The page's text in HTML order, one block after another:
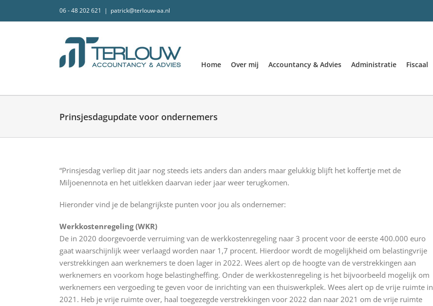
06 - 48 202 621 | patrick@terlouw-aa.nl
Home Over mij Accountancy & Advies Administratie Fiscaal
Prinsjesdagupdate voor ondernemers
“Prinsjesdag verliep dit jaar nog steeds iets anders dan anders maar gelukkig blijft het koffertje met de
Miljoenennota en het uitlekken daarvan ieder jaar weer terugkomen.
Hieronder vind je de belangrijkste punten voor jou als ondernemer:
Werkkostenregeling (WKR)
De in 2020 doorgevoerde verruiming van de werkkostenregeling naar 3 procent voor de eerste 400.000 euro
gaat waarschijnlijk weer verlaagd worden naar 1,7 procent. Hierdoor wordt de mogelijkheid om belastingvrije
verstrekkingen aan werknemers te doen lager in 2022. Wees alert op de hoogte van de verstrekkingen aan
werknemers en voorkom hoge belastingheffing. Onder de werkkostenregeling is het bijvoorbeeld mogelijk om
werknemers een vergoeding te geven voor de inrichting van een thuiswerkplek. Wees alert op de vrije ruimte in
2021. Heb je vrije ruimte over, haal toegezegde verstrekkingen voor 2022 dan naar 2021 om de vrije ruimte